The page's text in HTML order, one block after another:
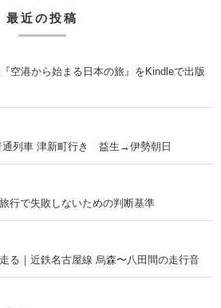
最近の投稿
空港から始まる日本の旅』をKindleで出版
通列車 津新町行き 益生→伊勢朝日
行で失敗しないための判断基準
る｜近鉄名古屋線 烏森〜八田間の走行音